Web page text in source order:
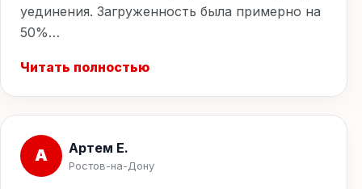
уединения. Загруженность была примерно на
50%…
Читать полностью
А Артем Е.
Ростов-на-Дону